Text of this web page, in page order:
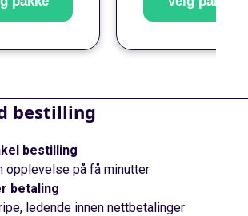
bestilling
bestilling
opplevelse på få minutter
betaling
ledende innen nettbetalinger